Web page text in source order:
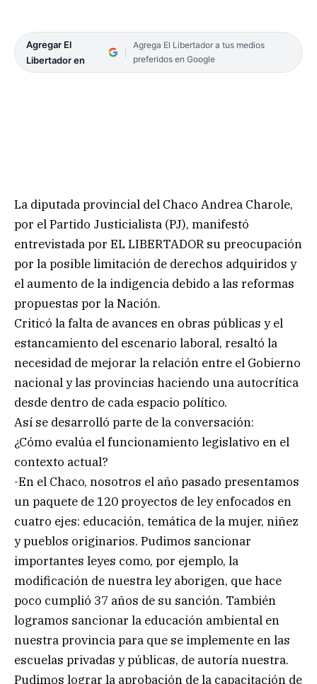
Agregar El
Libertador en
Agrega El Libertador a tus medios
preferidos en Google
La diputada provincial del Chaco Andrea Charole,
por el Partido Justicialista (PJ), manifestó
entrevistada por EL LIBERTADOR su preocupación
por la posible limitación de derechos adquiridos y
el aumento de la indigencia debido a las reformas
propuestas por la Nación.
Criticó la falta de avances en obras públicas y el
estancamiento del escenario laboral, resaltó la
necesidad de mejorar la relación entre el Gobierno
nacional y las provincias haciendo una autocrítica
desde dentro de cada espacio político.
Así se desarrolló parte de la conversación:
¿Cómo evalúa el funcionamiento legislativo en el
contexto actual?
-En el Chaco, nosotros el año pasado presentamos
un paquete de 120 proyectos de ley enfocados en
cuatro ejes: educación, temática de la mujer, niñez
y pueblos originarios. Pudimos sancionar
importantes leyes como, por ejemplo, la
modificación de nuestra ley aborigen, que hace
poco cumplió 37 años de su sanción. También
logramos sancionar la educación ambiental en
nuestra provincia para que se implemente en las
escuelas privadas y públicas, de autoría nuestra.
Pudimos lograr la aprobación de la capacitación de